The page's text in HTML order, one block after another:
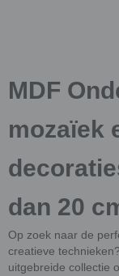
MDF
mozaïek
dan 20
Op zoek naar de
creatieve
uitgebreide collectie